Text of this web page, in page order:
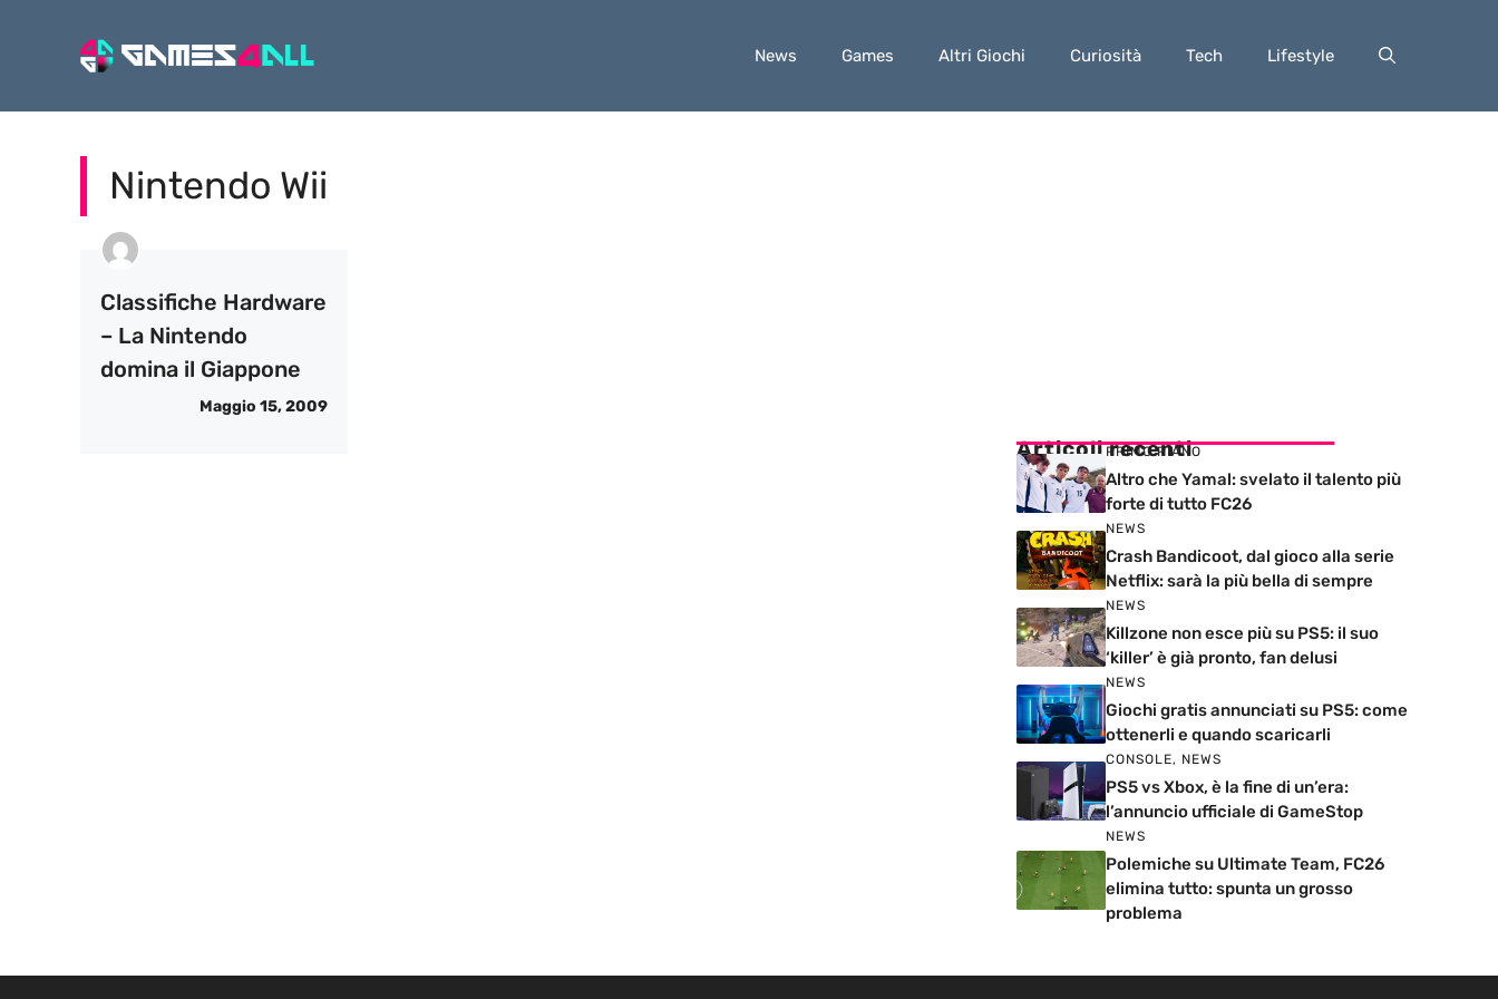
News Games Altri Giochi Curiosità Tech Lifestyle
Nintendo Wii
Classifiche Hardware
– La Nintendo
domina il Giappone
Maggio 15, 2009
Articoli recenti
PRIMO PIANO
Altro che Yamal: svelato il talento più
forte di tutto FC26
NEWS
Crash Bandicoot, dal gioco alla serie
Netflix: sarà la più bella di sempre
NEWS
Killzone non esce più su PS5: il suo
‘killer’ è già pronto, fan delusi
NEWS
Giochi gratis annunciati su PS5: come
ottenerli e quando scaricarli
CONSOLE, NEWS
PS5 vs Xbox, è la fine di un’era:
l’annuncio ufficiale di GameStop
NEWS
Polemiche su Ultimate Team, FC26
elimina tutto: spunta un grosso
problema